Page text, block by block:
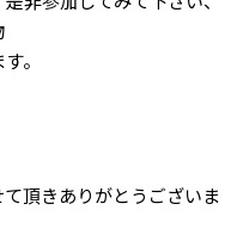
。
頂きありがとうございま